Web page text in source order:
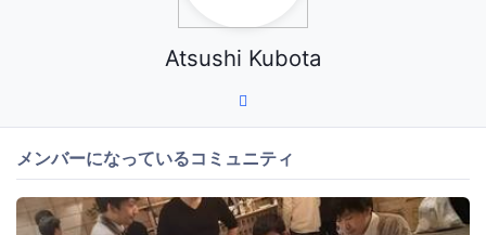
Atsushi Kubota
メンバーになっているコミュニティ